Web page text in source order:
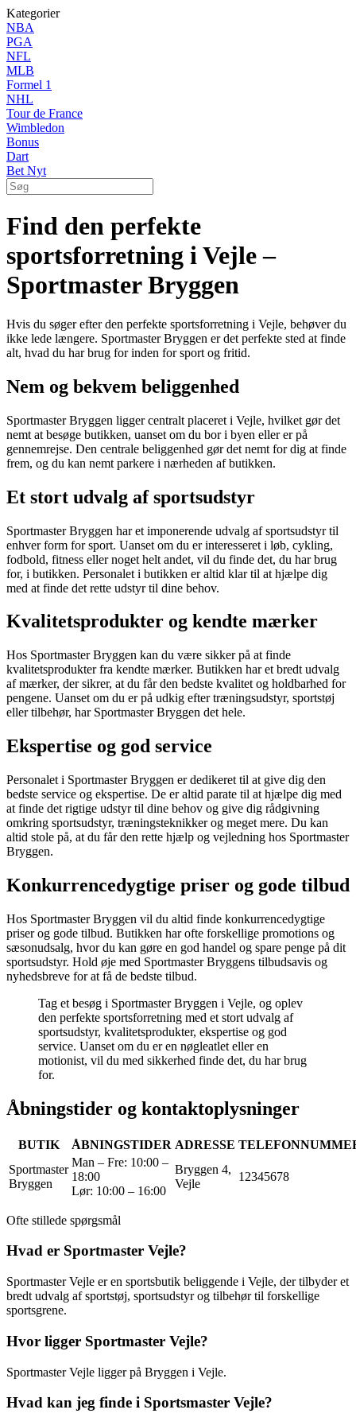
Kategorier
NBA
PGA
NFL
MLB
Formel 1
NHL
Tour de France
Wimbledon
Bonus
Dart
Bet Nyt
Find den perfekte
sportsforretning i Vejle –
Sportmaster Bryggen
Hvis du søger efter den perfekte sportsforretning i Vejle, behøver du
ikke lede længere. Sportmaster Bryggen er det perfekte sted at finde
alt, hvad du har brug for inden for sport og fritid.
Nem og bekvem beliggenhed
Sportmaster Bryggen ligger centralt placeret i Vejle, hvilket gør det
nemt at besøge butikken, uanset om du bor i byen eller er på
gennemrejse. Den centrale beliggenhed gør det nemt for dig at finde
frem, og du kan nemt parkere i nærheden af butikken.
Et stort udvalg af sportsudstyr
Sportmaster Bryggen har et imponerende udvalg af sportsudstyr til
enhver form for sport. Uanset om du er interesseret i løb, cykling,
fodbold, fitness eller noget helt andet, vil du finde det, du har brug
for, i butikken. Personalet i butikken er altid klar til at hjælpe dig
med at finde det rette udstyr til dine behov.
Kvalitetsprodukter og kendte mærker
Hos Sportmaster Bryggen kan du være sikker på at finde
kvalitetsprodukter fra kendte mærker. Butikken har et bredt udvalg
af mærker, der sikrer, at du får den bedste kvalitet og holdbarhed for
pengene. Uanset om du er på udkig efter træningsudstyr, sportstøj
eller tilbehør, har Sportmaster Bryggen det hele.
Ekspertise og god service
Personalet i Sportmaster Bryggen er dedikeret til at give dig den
bedste service og ekspertise. De er altid parate til at hjælpe dig med
at finde det rigtige udstyr til dine behov og give dig rådgivning
omkring sportsudstyr, træningsteknikker og meget mere. Du kan
altid stole på, at du får den rette hjælp og vejledning hos Sportmaster
Bryggen.
Konkurrencedygtige priser og gode tilbud
Hos Sportmaster Bryggen vil du altid finde konkurrencedygtige
priser og gode tilbud. Butikken har ofte forskellige promotions og
sæsonudsalg, hvor du kan gøre en god handel og spare penge på dit
sportsudstyr. Hold øje med Sportmaster Bryggens tilbudsavis og
nyhedsbreve for at få de bedste tilbud.
Tag et besøg i Sportmaster Bryggen i Vejle, og oplev
den perfekte sportsforretning med et stort udvalg af
sportsudstyr, kvalitetsprodukter, ekspertise og god
service. Uanset om du er en nøgleatlet eller en
motionist, vil du med sikkerhed finde det, du har brug
for.
Åbningstider og kontaktoplysninger
BUTIK ÅBNINGSTIDER ADRESSE
Sportmaster
Bryggen
Man – Fre: 10:00 –
18:00
Lør: 10:00 – 16:00
Bryggen 4,
Vejle
12345678
Ofte stillede spørgsmål
Hvad er Sportmaster Vejle?
Sportmaster Vejle er en sportsbutik beliggende i Vejle, der tilbyder et
bredt udvalg af sportstøj, sportsudstyr og tilbehør til forskellige
sportsgrene.
Hvor ligger Sportmaster Vejle?
Sportmaster Vejle ligger på Bryggen i Vejle.
Hvad kan jeg finde i Sportsmaster Vejle?